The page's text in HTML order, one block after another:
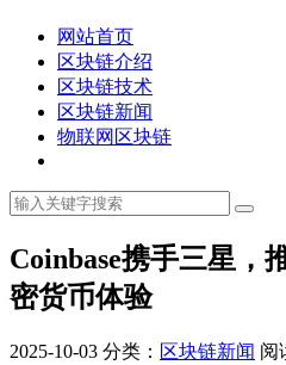
网站首页
区块链介绍
区块链技术
区块链新闻
物联网区块链
Coinbase携手三星，
密货币体验
2025-10-03 分类： 区块链新闻 阅